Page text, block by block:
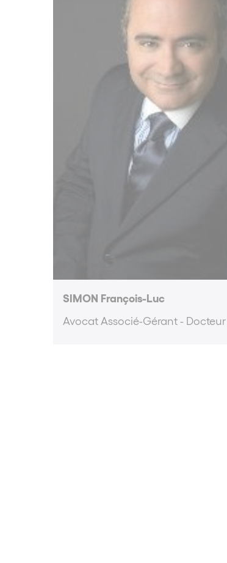
SIMON François-Luc
Avocat Associé-Gérant -